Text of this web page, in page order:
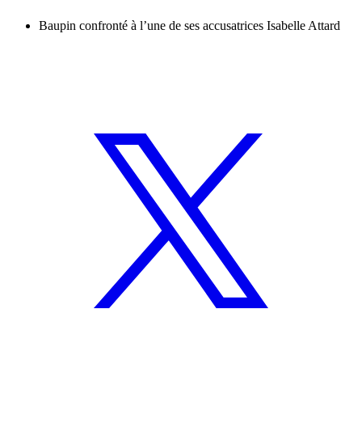
Baupin confronté à l’une de ses accusatrices Isabelle Attard